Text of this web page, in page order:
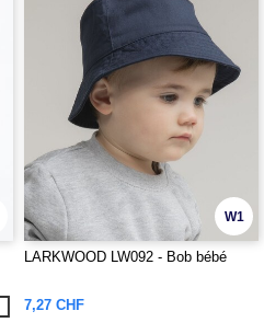
W1
LARKWOOD LW092 - Bob bébé
7,27 CHF